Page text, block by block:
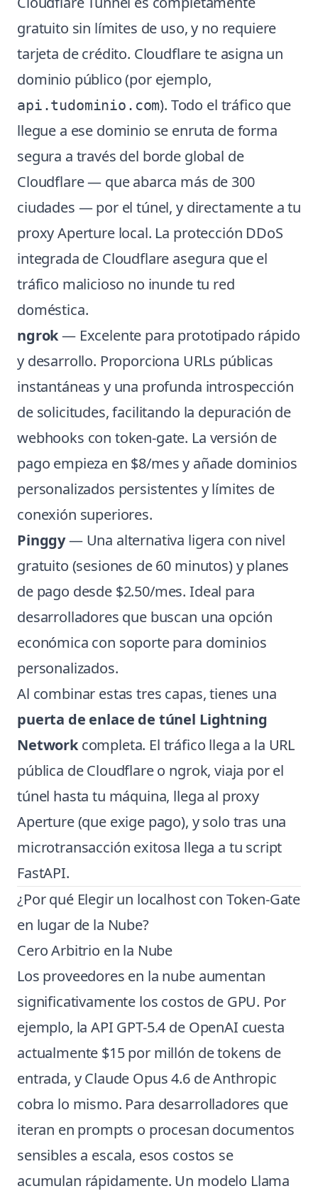
gratuito sin límites de uso, y no requiere
tarjeta de crédito. Cloudflare te asigna un
dominio público (por ejemplo,
api.tudominio.com). Todo el tráfico que
llegue a ese dominio se enruta de forma
segura a través del borde global de
Cloudflare — que abarca más de 300
ciudades — por el túnel, y directamente a tu
proxy Aperture local. La protección DDoS
integrada de Cloudflare asegura que el
tráfico malicioso no inunde tu red
doméstica.
ngrok— Excelente para prototipado rápido
y desarrollo. Proporciona URLs públicas
instantáneas y una profunda introspección
de solicitudes, facilitando la depuración de
webhooks con token-gate. La versión de
pago empieza en $8/mes y añade dominios
personalizados persistentes y límites de
conexión superiores.
Pinggy— Una alternativa ligera con nivel
gratuito (sesiones de 60 minutos) y planes
de pago desde $2.50/mes. Ideal para
desarrolladores que buscan una opción
económica con soporte para dominios
personalizados.
Al combinar estas tres capas, tienes una
puerta de enlace de túnel Lightning
Networkcompleta. El tráfico llega a la URL
pública de Cloudflare o ngrok, viaja por el
túnel hasta tu máquina, llega al proxy
Aperture (que exige pago), y solo tras una
microtransacción exitosa llega a tu script
FastAPI.
¿Por qué Elegir un localhost con Token-Gate
en lugar de la Nube?
Cero Arbitrio en la Nube
Los proveedores en la nube aumentan
significativamente los costos de GPU. Por
ejemplo, la API GPT-5.4 de OpenAI cuesta
actualmente $15 por millón de tokens de
entrada, y Claude Opus 4.6 de Anthropic
cobra lo mismo. Para desarrolladores que
iteran en prompts o procesan documentos
sensibles a escala, esos costos se
acumulan rápidamente. Un modelo Llama